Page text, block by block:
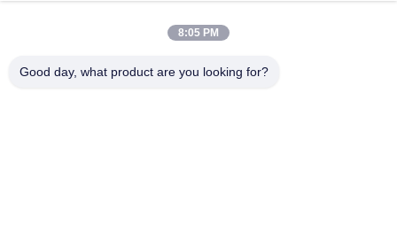
Contato rápido
Telefone
8:05 PM
Good day, what product are you looking for?